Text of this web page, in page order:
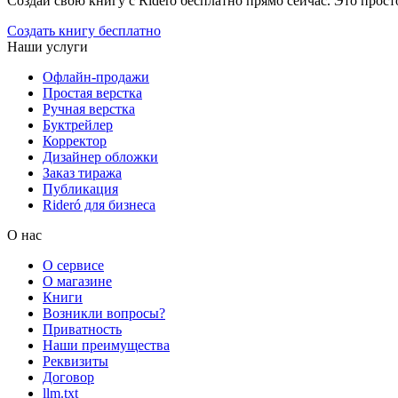
Создать книгу бесплатно
Наши услуги
Офлайн-продажи
Простая верстка
Ручная верстка
Буктрейлер
Корректор
Дизайнер обложки
Заказ тиража
Публикация
Rideró для бизнеса
О нас
О сервисе
О магазине
Книги
Возникли вопросы?
Приватность
Наши преимущества
Реквизиты
Договор
llm.txt